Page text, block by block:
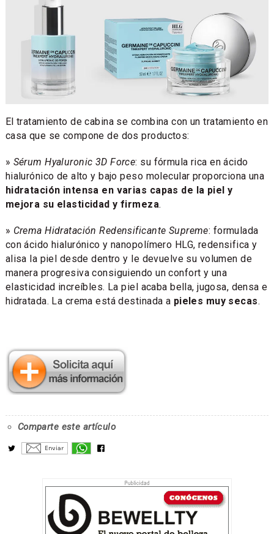
El tratamiento de cabina se combina con un tratamiento en
casa que se compone de dos productos:
» Sérum Hyaluronic 3D Force: su fórmula rica en ácido
hialurónico de alto y bajo peso molecular proporciona una
hidratación intensa en varias capas de la piel y
mejora su elasticidad y firmeza.
» Crema Hidratación Redensificante Supreme: formulada
con ácido hialurónico y nanopolímero HLG, redensifica y
alisa la piel desde dentro y le devuelve su volumen de
manera progresiva consiguiendo un confort y una
elasticidad increíbles. La piel acaba bella, jugosa, densa e
hidratada. La crema está destinada a pieles muy secas.
Comparte este artículo